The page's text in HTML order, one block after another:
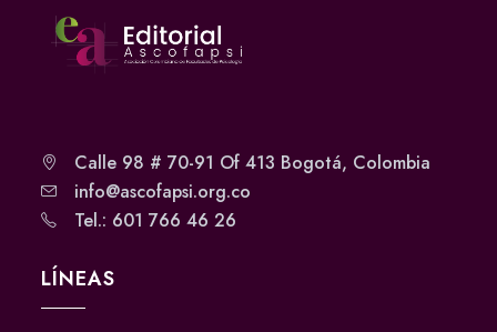
Calle 98 # 70-91 Of 413 Bogotá, Colombia
info@ascofapsi.org.co
Tel.: 601 766 46 26
LÍNEAS